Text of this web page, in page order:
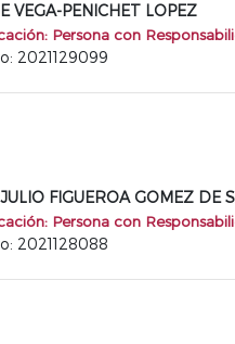
VEGA-PENICHET LOPEZ
Persona con
2021129099
FIGUEROA GOMEZ DE
Persona con
2021128088